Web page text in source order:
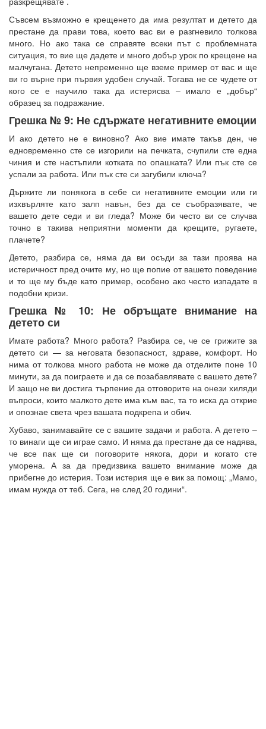
Съвсем възможно е крещенето да има резултат и детето да
престане да прави това, което вас ви е разгневило толкова
много. Но ако така се справяте всеки път с проблемната
ситуация, то вие ще дадете и много добър урок по крещене на
малчугана. Детето непременно ще вземе пример от вас и ще
ви го върне при първия удобен случай. Тогава не се чудете от
кого се е научило така да истерясва – имало е „добър“
образец за подражание.
Грешка № 9: Не сдържате негативните емоции
И ако детето не е виновно? Ако вие имате такъв ден, че
едновременно сте се изгорили на печката, счупили сте една
чиния и сте настъпили котката по опашката? Или пък сте се
успали за работа. Или пък сте си загубили ключа?
Държите ли понякога в себе си негативните емоции или ги
изхвърляте като залп навън, без да се съобразявате, че
вашето дете седи и ви гледа? Може би често ви се случва
точно в такива неприятни моменти да крещите, ругаете,
плачете?
Детето, разбира се, няма да ви осъди за тази проява на
истеричност пред очите му, но ще попие от вашето поведение
и то ще му бъде като пример, особено ако често изпадате в
подобни кризи.
Грешка № 10: Не обръщате внимание на
детето си
Имате работа? Много работа? Разбира се, че се грижите за
детето си — за неговата безопасност, здраве, комфорт. Но
нима от толкова много работа не може да отделите поне 10
минути, за да поиграете и да се позабавлявате с вашето дете?
И защо не ви достига търпение да отговорите на онези хиляди
въпроси, които малкото дете има към вас, та то иска да открие
и опознае света чрез вашата подкрепа и обич.
Хубаво, занимавайте се с вашите задачи и работа. А детето –
то винаги ще си играе само. И няма да престане да се надява,
че все пак ще си поговорите някога, дори и когато сте
уморена. А за да предизвика вашето внимание може да
прибегне до истерия. Този истерия ще е вик за помощ: „Мамо,
имам нужда от теб. Сега, не след 20 години“.